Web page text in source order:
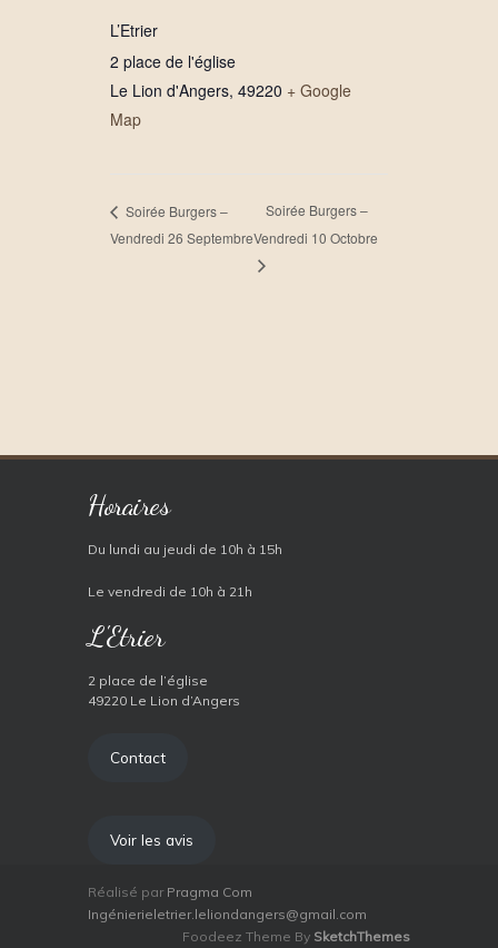
L’Etrier
2 place de l'église
Le Lion d'Angers, 49220 + Google
Map
Soirée Burgers –
Vendredi 26 Septembre
Soirée Burgers –
Vendredi 10 Octobre
Horaires
Du lundi au jeudi de 10h à 15h
Le vendredi de 10h à 21h
L'Etrier
2 place de l’église
49220 Le Lion d’Angers
Contact
Voir les avis
Réalisé par Pragma Com
Ingénierieletrier.leliondangers@gmail.com
Foodeez Theme By SketchThemes